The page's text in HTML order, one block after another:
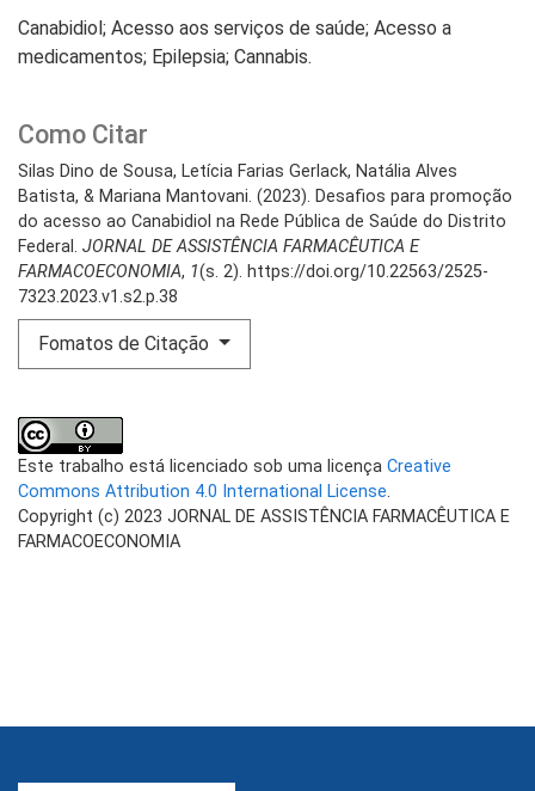
Canabidiol; Acesso aos serviços de saúde; Acesso a
medicamentos; Epilepsia; Cannabis.
Como Citar
Silas Dino de Sousa, Letícia Farias Gerlack, Natália Alves
Batista, & Mariana Mantovani. (2023). Desafios para promoção
do acesso ao Canabidiol na Rede Pública de Saúde do Distrito
Federal. JORNAL DE ASSISTÊNCIA FARMACÊUTICA E
FARMACOECONOMIA, 1(s. 2). https://doi.org/10.22563/2525-
7323.2023.v1.s2.p.38
Fomatos de Citação
Este trabalho está licenciado sob uma licença Creative
Commons Attribution 4.0 International License.
Copyright (c) 2023 JORNAL DE ASSISTÊNCIA FARMACÊUTICA E
FARMACOECONOMIA